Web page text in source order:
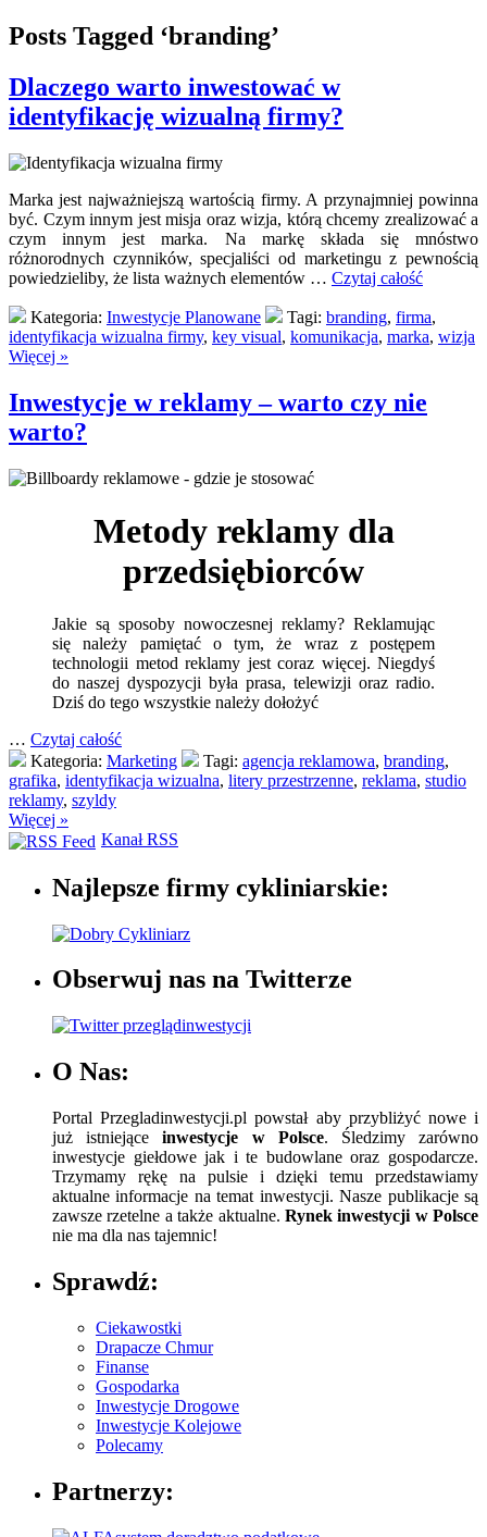
Posts Tagged ‘branding’
Dlaczego warto inwestować w
identyfikację wizualną firmy?
Marka jest najważniejszą wartością firmy. A przynajmniej powinna
być. Czym innym jest misja oraz wizja, którą chcemy zrealizować a
czym innym jest marka. Na markę składa się mnóstwo
różnorodnych czynników, specjaliści od marketingu z pewnością
powiedzieliby, że lista ważnych elementów … Czytaj całość
Kategoria: Inwestycje Planowane Tagi: branding, firma,
identyfikacja wizualna firmy, key visual, komunikacja, marka, wizja
Więcej »
Inwestycje w reklamy – warto czy nie
warto?
Metody reklamy dla
przedsiębiorców
Jakie są sposoby nowoczesnej reklamy? Reklamując
się należy pamiętać o tym, że wraz z postępem
technologii metod reklamy jest coraz więcej. Niegdyś
do naszej dyspozycji była prasa, telewizji oraz radio.
Dziś do tego wszystkie należy dołożyć
… Czytaj całość
Kategoria: Marketing Tagi: agencja reklamowa, branding,
grafika, identyfikacja wizualna, litery przestrzenne, reklama, studio
reklamy, szyldy
Więcej »
Kanał RSS
Najlepsze firmy cykliniarskie:
Obserwuj nas na Twitterze
O Nas:
Portal Przegladinwestycji.pl powstał aby przybliżyć nowe i
już istniejąceinwestycje w Polsce. Śledzimy zarówno
inwestycje giełdowe jak i te budowlane oraz gospodarcze.
Trzymamy rękę na pulsie i dzięki temu przedstawiamy
aktualne informacje na temat inwestycji. Nasze publikacje są
zawsze rzetelne a także aktualne. Rynek inwestycji w Polsce
nie ma dla nas tajemnic!
Sprawdź:
Ciekawostki
Drapacze Chmur
Finanse
Gospodarka
Inwestycje Drogowe
Inwestycje Kolejowe
Polecamy
Partnerzy: